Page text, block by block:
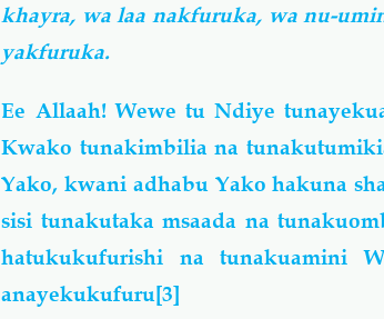
khayra, wa laa nakfuruka, wa nu-
yakfuruka.
Ee Allaah! Wewe tu Ndiye
Kwako tunakimbilia na
Yako, kwani adhabu Yako hakuna
sisi tunakutaka msaada na
hatukukufurishi na tunakuamini
anayekukufuru[3]